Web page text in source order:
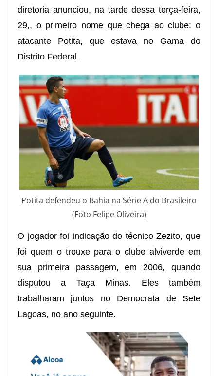
diretoria anunciou, na tarde dessa terça-feira,
29,, o primeiro nome que chega ao clube: o
atacante Potita, que estava no Gama do
Distrito Federal.
Potita defendeu o Bahia na Série A do Brasileiro
(Foto Felipe Oliveira)
O jogador foi indicação do técnico Zezito, que
foi quem o trouxe para o clube alviverde em
sua primeira passagem, em 2006, quando
disputou a Taça Minas. Eles também
trabalharam juntos no Democrata de Sete
Lagoas, no ano seguinte.